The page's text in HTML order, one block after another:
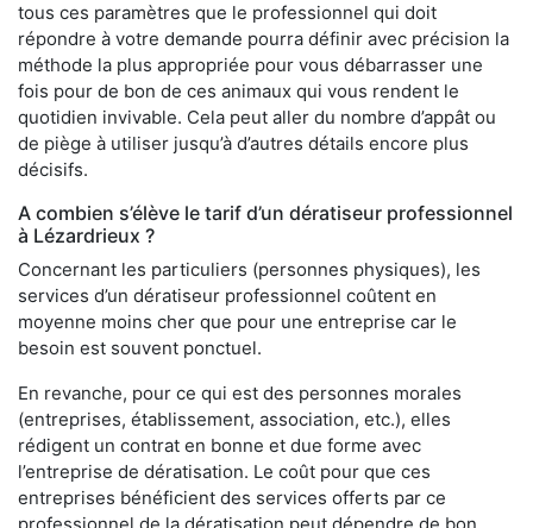
tous ces paramètres que le professionnel qui doit
répondre à votre demande pourra définir avec précision la
méthode la plus appropriée pour vous débarrasser une
fois pour de bon de ces animaux qui vous rendent le
quotidien invivable. Cela peut aller du nombre d’appât ou
de piège à utiliser jusqu’à d’autres détails encore plus
décisifs.
A combien s’élève le tarif d’un dératiseur professionnel
à Lézardrieux ?
Concernant les particuliers (personnes physiques), les
services d’un dératiseur professionnel coûtent en
moyenne moins cher que pour une entreprise car le
besoin est souvent ponctuel.
En revanche, pour ce qui est des personnes morales
(entreprises, établissement, association, etc.), elles
rédigent un contrat en bonne et due forme avec
l’entreprise de dératisation. Le coût pour que ces
entreprises bénéficient des services offerts par ce